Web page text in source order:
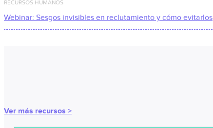
RECURSOS HUMANOS
Webinar: Sesgos invisibles en reclutamiento y cómo evitarlos
Ver más recursos >